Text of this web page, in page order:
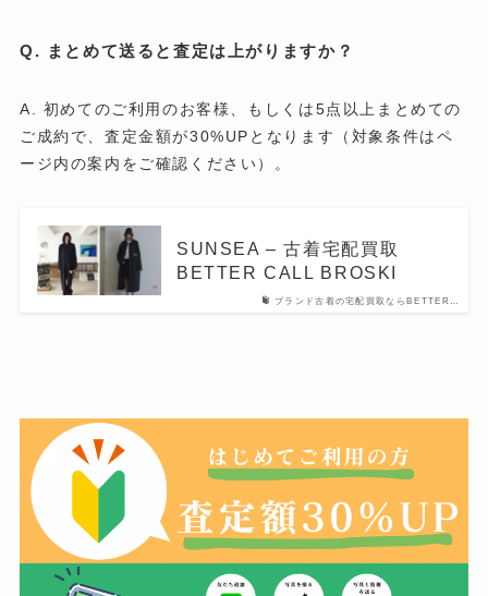
Q. まとめて送ると査定は上がりますか？
A. 初めてのご利用のお客様、もしくは5点以上まとめての
ご成約で、査定金額が30%UPとなります（対象条件はペ
ージ内の案内をご確認ください）。
ブランド古着の宅配買取ならBETTER…
SUNSEA – 古着宅配買取
BETTER CALL BROSKI